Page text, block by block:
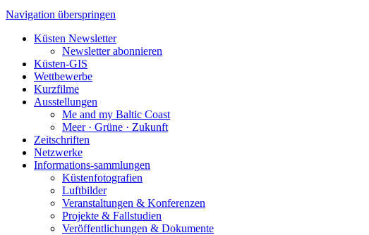
Navigation überspringen
Küsten Newsletter
Newsletter abonnieren
Küsten-GIS
Wettbewerbe
Kurzfilme
Ausstellungen
Me and my Baltic Coast
Meer · Grüne · Zukunft
Zeitschriften
Netzwerke
Informations-sammlungen
Küstenfotografien
Luftbilder
Veranstaltungen & Konferenzen
Projekte & Fallstudien
Veröffentlichungen & Dokumente